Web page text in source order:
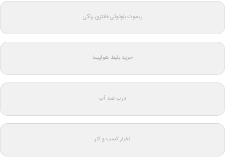
ریموت بلوتوثی فانتزی رنگی
خرید بلیط هواپیما
درب ضد آب
اخبار کسب و کار